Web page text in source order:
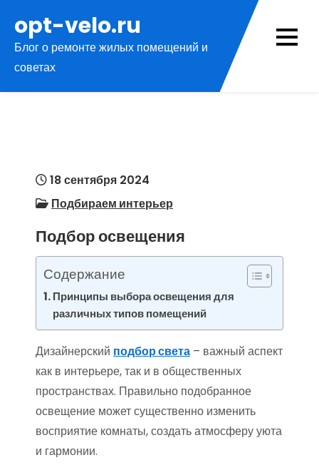
содержимому
opt-velo.ru
Блог о ремонте жилых помещений и
советах
18 сентября 2024
Подбираем интерьер
Подбор освещения
Содержание
Принципы выбора освещения для
различных типов помещений
Дизайнерский подбор света – важный аспект
как в интерьере, так и в общественных
пространствах. Правильно подобранное
освещение может существенно изменить
восприятие комнаты, создать атмосферу уюта
и гармонии.